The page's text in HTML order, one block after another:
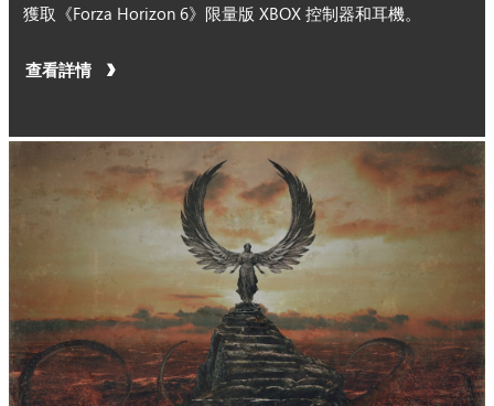
獲取《Forza Horizon 6》限量版 XBOX 控制器和耳機。
查看詳情